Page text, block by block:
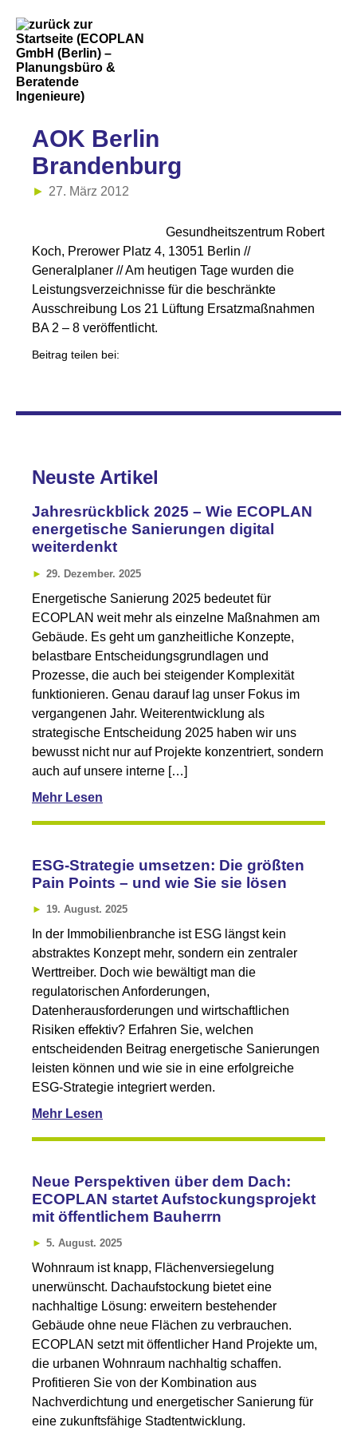
AOK Berlin
Brandenburg
27. März 2012
Gesundheitszentrum Robert
Koch, Prerower Platz 4, 13051 Berlin //
Generalplaner // Am heutigen Tage wurden die
Leistungsverzeichnisse für die beschränkte
Ausschreibung Los 21 Lüftung Ersatzmaßnahmen
BA 2 – 8 veröffentlicht.
Beitrag teilen bei:
Neuste Artikel
Jahresrückblick 2025 – Wie ECOPLAN
energetische Sanierungen digital
weiterdenkt
29. Dezember. 2025
Energetische Sanierung 2025 bedeutet für
ECOPLAN weit mehr als einzelne Maßnahmen am
Gebäude. Es geht um ganzheitliche Konzepte,
belastbare Entscheidungsgrundlagen und
Prozesse, die auch bei steigender Komplexität
funktionieren. Genau darauf lag unser Fokus im
vergangenen Jahr. Weiterentwicklung als
strategische Entscheidung 2025 haben wir uns
bewusst nicht nur auf Projekte konzentriert, sondern
auch auf unsere interne […]
Mehr Lesen
ESG-Strategie umsetzen: Die größten
Pain Points – und wie Sie sie lösen
19. August. 2025
In der Immobilienbranche ist ESG längst kein
abstraktes Konzept mehr, sondern ein zentraler
Werttreiber. Doch wie bewältigt man die
regulatorischen Anforderungen,
Datenherausforderungen und wirtschaftlichen
Risiken effektiv? Erfahren Sie, welchen
entscheidenden Beitrag energetische Sanierungen
leisten können und wie sie in eine erfolgreiche
ESG-Strategie integriert werden.
Mehr Lesen
Neue Perspektiven über dem Dach:
ECOPLAN startet Aufstockungsprojekt
mit öffentlichem Bauherrn
5. August. 2025
Wohnraum ist knapp, Flächenversiegelung
unerwünscht. Dachaufstockung bietet eine
nachhaltige Lösung: erweitern bestehender
Gebäude ohne neue Flächen zu verbrauchen.
ECOPLAN setzt mit öffentlicher Hand Projekte um,
die urbanen Wohnraum nachhaltig schaffen.
Profitieren Sie von der Kombination aus
Nachverdichtung und energetischer Sanierung für
eine zukunftsfähige Stadtentwicklung.